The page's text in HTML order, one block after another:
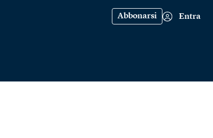
Abbonarsi Entra